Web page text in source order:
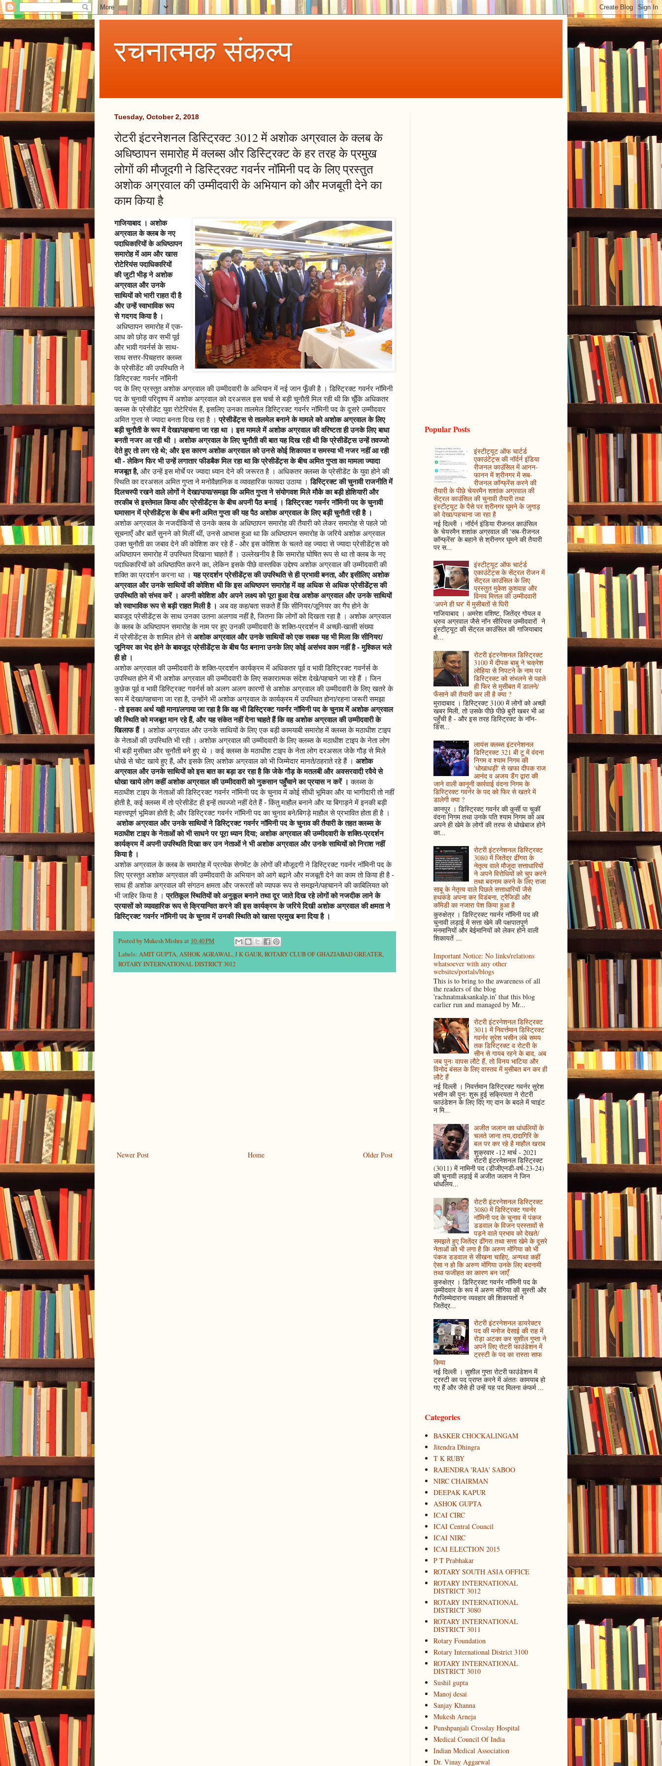
रचनात्मक संकल्प
Tuesday, October 2, 2018
रोटरी इंटरनेशनल डिस्ट्रिक्ट 3012 में अशोक अग्रवाल के क्लब के
अधिष्ठापन समारोह में क्लब्स और डिस्ट्रिक्ट के हर तरह के प्रमुख
लोगों की मौजूदगी ने डिस्ट्रिक्ट गवर्नर नॉमिनी पद के लिए प्रस्तुत
अशोक अग्रवाल की उम्मीदवारी के अभियान को और मजबूती देने का
काम किया है
गाजियाबाद । अशोक
अग्रवाल के क्लब के नए
पदाधिकारियों के अधिष्ठापन
समारोह में आम और खास
रोटेरियंस पदाधिकारियों
की जुटी भीड़ ने अशोक
अग्रवाल और उनके
साथियों को भारी राहत दी है
और उन्हें स्वाभाविक रूप
से गदगद किया है ।
अधिष्ठापन समारोह में एक-
आध को छोड़ कर सभी पूर्व
और भावी गवर्नर्स के साथ-
साथ सत्तर-पिचहत्तर क्लब्स
के प्रेसीडेंट की उपस्थिति ने
डिस्ट्रिक्ट गवर्नर नॉमिनी
पद के लिए प्रस्तुत अशोक अग्रवाल की उम्मीदवारी के अभियान में नई जान फूँकी है । डिस्ट्रिक्ट गवर्नर नॉमिनी
पद के चुनावी परिदृश्य में अशोक अग्रवाल को दरअसल इस चर्चा से बड़ी चुनौती मिल रही थी कि चूँकि अधिकतर
क्लब्स के प्रेसीडेंट युवा रोटेरियंस हैं, इसलिए उनका तालमेल डिस्ट्रिक्ट गवर्नर नॉमिनी पद के दूसरे उम्मीदवार
अमित गुप्ता से ज्यादा बनता दिख रहा है ।प्रेसीडेंट्स से तालमेल बनाने के मामले को अशोक अग्रवाल के लिए
बड़ी चुनौती के रूप में देखा/पहचाना जा रहा था । इस मामले में अशोक अग्रवाल की वरिष्टता ही उनके लिए बाधा
बनती नजर आ रही थी । अशोक अग्रवाल के लिए चुनौती की बात यह दिख रही थी कि प्रेसीडेंट्स उन्हें तवज्जो
देते हुए तो लग रहे थे; और इस कारण अशोक अग्रवाल को उनसे कोई शिकायत व समस्या भी नजर नहीं आ रही
थी - लेकिन फिर भी उन्हें लगातार फीडबैक मिल रहा था कि प्रेसीडेंट्स के बीच अमित गुप्ता का मामला ज्यादा
मजबूत है, और उन्हें इस मोर्चे पर ज्यादा ध्यान देने की जरूरत है । अधिकतर क्लब्स के प्रेसीडेंट के युवा होने की
स्थिति का दरअसल अमित गुप्ता ने मनोवैज्ञानिक व व्यावहारिक फायदा उठाया ।डिस्ट्रिक्ट की चुनावी राजनीति में
दिलचस्पी रखने वाले लोगों ने देखा/पाया/समझा कि अमित गुप्ता ने संयोगवश मिले मौके का बड़ी होशियारी और
तरकीब से इस्तेमाल किया और प्रेसीडेंट्स के बीच अपनी पैठ बनाई । डिस्ट्रिक्ट गवर्नर नॉमिनी पद के चुनावी
घमासान में प्रेसीडेंट्स के बीच बनी अमित गुप्ता की यह पैठ अशोक अग्रवाल के लिए बड़ी चुनौती रही है ।
अशोक अग्रवाल के नजदीकियों से उनके क्लब के अधिष्ठापन समारोह की तैयारी को लेकर समारोह से पहले जो
सूचनाएँ और बातें सुनने को मिलीं थीं, उनसे आभास हुआ था कि अधिष्ठापन समारोह के जरिये अशोक अग्रवाल
उक्त चुनौती का जबाव देने की कोशिश कर रहे हैं - और इस कोशिश के चलते वह ज्यादा से ज्यादा प्रेसीडेंट्स को
अधिष्ठापन समारोह में उपस्थित दिखाना चाहते हैं । उल्लेखनीय है कि समारोह घोषित रूप से था तो क्लब के नए
पदाधिकारियों को अधिष्ठापित करने का, लेकिन इसके पीछे वास्तविक उद्देश्य अशोक अग्रवाल की उम्मीदवारी की
शक्ति का प्रदर्शन करना था ।यह प्रदर्शन प्रेसीडेंट्स की उपस्थिति से ही प्रभावी बनता, और इसीलिए अशोक
अग्रवाल और उनके साथियों की कोशिश थी कि इस अधिष्ठपन समारोह में वह अधिक से अधिक प्रेसीडेंट्स की
उपस्थिति को संभव करें । अपनी कोशिश और अपने लक्ष्य को पूरा हुआ देख अशोक अग्रवाल और उनके साथियों
को स्वाभाविक रूप से बड़ी राहत मिली है । अब वह कह/बता सकते हैं कि सीनियर/जूनियर का गैप होने के
बावजूद प्रेसीडेंट्स के साथ उनका उतना अलगाव नहीं है, जितना कि लोगों को दिखता रहा है । अशोक अग्रवाल
के क्लब के अधिष्ठापन समारोह के नाम पर हुए उनकी उम्मीदवारी के शक्ति-प्रदर्शन में अच्छी-खासी संख्या
में प्रेसीडेंट्स के शामिल होने सेअशोक अग्रवाल और उनके साथियों को एक सबक यह भी मिला कि सीनियर/
जूनियर का भेद होने के बावजूद प्रेसीडेंट्स के बीच पैठ बनाना उनके लिए कोई असंभव काम नहीं है - मुश्किल भले
ही हो ।
अशोक अग्रवाल की उम्मीदवारी के शक्ति-प्रदर्शन कार्यक्रम में अधिकतर पूर्व व भावी डिस्ट्रिक्ट गवर्नर्स के
उपस्थित होने में भी अशोक अग्रवाल की उम्मीदवारी के लिए सकारात्मक संदेश देखे/पहचाने जा रहे हैं । जिन
कुछेक पूर्व व भावी डिस्ट्रिक्ट गवर्नर्स को अलग अलग कारणों से अशोक अग्रवाल की उम्मीदवारी के लिए खतरे के
रूप में देखा/पहचाना जा रहा है, उन्होंने भी अशोक अग्रवाल के कार्यक्रम में उपस्थित होना/रहना जरूरी समझा
-तो इसका अर्थ यही माना/लगाया जा रहा है कि वह भी डिस्ट्रिक्ट गवर्नर नॉमिनी पद के चुनाव में अशोक अग्रवाल
की स्थिति को मजबूत मान रहे हैं, और यह संकेत नहीं देना चाहते हैं कि वह अशोक अग्रवाल की उम्मीदवारी के
खिलाफ हैं । अशोक अग्रवाल और उनके साथियों के लिए एक बड़ी कामयाबी समारोह में क्लब्स के मठाधीश टाइप
के नेताओं की उपस्थिति भी रही । अशोक अग्रवाल की उम्मीदवारी के लिए क्लब्स के मठाधीश टाइप के नेता लोग
भी बड़ी मुसीबत और चुनौती बने हुए थे । कई क्लब्स के मठाधीश टाइप के नेता लोग दरअसल जेके गौड़ से मिले
धोखे से चोट खाये हुए हैं, और इसके लिए अशोक अग्रवाल को भी जिम्मेदार मानते/ठहराते रहे हैं । अशोक
अग्रवाल और उनके साथियों को इस बात का बड़ा डर रहा है कि जेके गौड़ के मतलबी और अवसरवादी रवैये से
धोखा खाये लोग कहीं अशोक अग्रवाल की उम्मीदवारी को नुकसान पहुँचाने का प्रयास न करें ।क्लब्स के
मठाधीश टाइप के नेताओं की डिस्ट्रिक्ट गवर्नर नॉमिनी पद के चुनाव में कोई सीधी भूमिका और या भागीदारी तो नहीं
होती है, कई क्लब्स में तो प्रेसीडेंट ही इन्हें तवज्जो नहीं देते हैं - किंतु माहौल बनाने और या बिगाड़ने में इनकी बड़ी
महत्त्वपूर्ण भूमिका होती है; और डिस्ट्रिक्ट गवर्नर नॉमिनी पद का चुनाव बने/बिगड़े माहौल से प्रभावित होता ही है ।
अशोक अग्रवाल और उनके साथियों ने डिस्ट्रिक्ट गवर्नर नॉमिनी पद के चुनाव की तैयारी के तहत क्लब्स के
मठाधीश टाइप के नेताओं को भी साधने पर पूरा ध्यान दिया; अशोक अग्रवाल की उम्मीदवारी के शक्ति-प्रदर्शन
कार्यक्रम में अपनी उपस्थिति दिखा कर उन नेताओं ने भी अशोक अग्रवाल और उनके साथियों को निराश नहीं
किया है ।
अशोक अग्रवाल के क्लब के समारोह में प्रत्येक सेगमेंट के लोगों की मौजूदगी ने डिस्ट्रिक्ट गवर्नर नॉमिनी पद के
लिए प्रस्तुत अशोक अग्रवाल की उम्मीदवारी के अभियान को आगे बढ़ाने और मजबूती देने का काम तो किया ही है -
साथ ही अशोक अग्रवाल की संगठन क्षमता और जरूरतों को व्यापक रूप से समझने/पहचानने की काबिलियत को
भी जाहिर किया है ।प्रतिकूल स्थितियों को अनुकूल बनाने तथा दूर जाते दिख रहे लोगों को नजदीक लाने के
प्रयासों को व्यावहारिक रूप से क्रियान्वित करने की इस कार्यक्रम के जरिये दिखी अशोक अग्रवाल की क्षमता ने
डिस्ट्रिक्ट गवर्नर नॉमिनी पद के चुनाव में उनकी स्थिति को खासा प्रमुख बना दिया है ।
Posted byMukesh Mishraat 10:40 PM
Labels: AMIT GUPTA,ASHOK AGRAWAL,J K GAUR,ROTARY CLUB OF GHAZIABAD GREATER,
ROTARY INTERNATIONAL DISTRICT 3012
Newer Post Older Post
Home
Popular Posts
इंस्टीट्यूट ऑफ चार्टर्ड
एकाउंटेंट्स की नॉर्दर्न इंडिया
रीजनल काउंसिल में आनन-
फानन में श्रीनगर में सब-
रीजनल कॉन्फ्रेंस करने की
तैयारी के पीछे चेयरमैन शशांक अग्रवाल की
सेंट्रल काउंसिल की चुनावी तैयारी तथा
इंस्टीट्यूट के पैसे पर श्रीनगर घूमने के जुगाड़
को देखा/पहचाना जा रहा है
नई दिल्ली । नॉर्दर्न इंडिया रीजनल काउंसिल
के चेयरमैन शशांक अग्रवाल की 'सब-रीजनल
कॉन्फ्रेंस' के बहाने से श्रीनगर घूमने की तैयारी
पर स...
इंस्टीट्यूट ऑफ चार्टर्ड
एकाउंटेंट्स के सेंट्रल रीजन में
सेंट्रल काउंसिल के लिए
प्रस्तुत मुकेश कुशवाह और
विनय मित्तल की उम्मीदवारी
'अपने ही घर' में मुसीबतों से घिरी
गाजियाबाद । अमरेश वशिष्ट, जितेंद्र गोयल व
ध्रुव अग्रवाल जैसे नॉन सीरियस उम्मीदवारों ने
इंस्टीट्यूट की सेंट्रल काउंसिल की गाजियाबाद
क्षे...
रोटरी इंटरनेशनल डिस्ट्रिक्ट
3100 में दीपक बाबु ने चक्रेश
लोहिया से निपटने के नाम पर
डिस्ट्रिक्ट को संभलने से पहले
ही फिर से मुसीबत में डालने/
फँसाने की तैयारी कर ली है क्या ?
मुरादाबाद । डिस्ट्रिक्ट 3100 में लोगों को अच्छी
खबर मिली, तो उसके पीछे पीछे बुरी खबर भी आ
पहुँची है - और इस तरह डिस्ट्रिक्ट के नॉन-
डिस...
लायंस क्लब्स इंटरनेशनल
डिस्ट्रिक्ट 321 बी टू में वंदना
निगम व श्याम निगम की
'धोखाधड़ी' से खफा दीपक राज
आनंद व अजय डैंग द्वारा की
जाने वाली कानूनी कार्रवाई वंदना निगम के
डिस्ट्रिक्ट गवर्नर के पद को फिर से खतरे में
डालेगी क्या ?
कानपुर । डिस्ट्रिक्ट गवर्नर की कुर्सी पा चुकीं
वंदना निगम तथा उनके पति श्याम निगम को अब
अपने ही खेमे के लोगों की तरफ से धोखेबाज होने
का...
रोटरी इंटरनेशनल डिस्ट्रिक्ट
3080 में जितेंद्र ढींगरा के
नेतृत्व वाले मौजूदा सत्ताधारियों
ने अपने विरोधियों को चुप करने
तथा बदनाम करने के लिए राजा
साबू के नेतृत्व वाले पिछले सत्ताधारियों जैसे
हथकंडे अपना कर विडंबना, ट्रैजिडी और
कॉमेडी का नजारा पेश किया हुआ है
कुरुक्षेत्र । डिस्ट्रिक्ट गवर्नर नॉमिनी पद की
चुनावी लड़ाई में सत्ता खेमे की पक्षपातपूर्ण
मनमानियों और बेईमानियों को लेकर होने वाली
शिकायतें ...
Important Notice: No links/relations
whatsoever with any other
websites/portals/blogs
This is to bring to the awareness of all
the readers of the blog
'rachnatmaksankalp.in' that this blog
earlier run and managed by Mr...
रोटरी इंटरनेशनल डिस्ट्रिक्ट
3011 में निवर्त्तमान डिस्ट्रिक्ट
गवर्नर सुरेश भसीन लंबे समय
तक डिस्ट्रिक्ट व रोटरी के
सीन से गायब रहने के बाद, अब
जब पुनः वापस लौटे हैं, तो विनय भाटिया और
विनोद बंसल के लिए वास्तव में मुसीबत बन कर ही
लौटे हैं
नई दिल्ली । निवर्त्तमान डिस्ट्रिक्ट गवर्नर सुरेश
भसीन की पुनः शुरू हुई सक्रियता ने रोटरी
फाउंडेशन के लिए दिए गए दान के बदले में प्वाइंट
न मि...
अजीत जलान का धांधलियों के
चलते जाना तय,दादागिरि के
बल पर कर रहे है माहौल खराब
शुक्रवार -12 मार्च - 2021
रोटरी इंटरनेशनल डिस्ट्रिक्ट
(3011) में नामिनी पद (डीजीएनडी-वर्ष-23-24)
की चुनावी लड़ाई में अजीत जलान ने जिन
धांधलिय...
रोटरी इंटरनेशनल डिस्ट्रिक्ट
3080 में डिस्ट्रिक्ट गवर्नर
नॉमिनी पद के चुनाव में पंकज
डडवाल के विजन प्रस्तावों से
पड़ने वाले प्रभाव को देखते/
समझते हुए जितेंद्र ढींगरा तथा सत्ता खेमे के दूसरे
नेताओं को भी लगा है कि अरुण मोंगिया को भी
पंकज डडवाल से सीखना चाहिए, अन्यथा कहीं
ऐसा न हो कि अरुण मोंगिया उनके लिए बदनामी
तथा फजीहत का कारण बन जाएँ
कुरुक्षेत्र । डिस्ट्रिक्ट गवर्नर नॉमिनी पद के
उम्मीदवार के रूप में अरुण मोंगिया की सुस्ती और
गैरजिम्मेदाराना व्यवहार की शिकायतों ने
जितेंद्र...
रोटरी इंटरनेशनल डायरेक्टर
पद की मनोज देसाई की राह में
रोड़ा अटका कर सुशील गुप्ता ने
अपने लिए रोटरी फाउंडेशन में
ट्रस्टी के पद का रास्ता साफ
किया
नई दिल्ली । सुशील गुप्ता रोटरी फाउंडेशन में
ट्रस्टी का पद प्राप्त करने में अंततः कामयाब हो
गए हैं और जैसे ही उन्हें यह पद मिलना कंफर्म ...
Categories
BASKER CHOCKALINGAM
Jitendra Dhingra
T K RUBY
RAJENDRA 'RAJA' SABOO
NIRC CHAIRMAN
DEEPAK KAPUR
ASHOK GUPTA
ICAI CIRC
ICAI Central Council
ICAI NIRC
ICAI ELECTION 2015
P T Prabhakar
ROTARY SOUTH ASIA OFFICE
ROTARY INTERNATIONAL
DISTRICT 3012
ROTARY INTERNATIONAL
DISTRICT 3080
ROTARY INTERNATIONAL
DISTRICT 3011
Rotary Foundation
Rotary International District 3100
ROTARY INTERNATIONAL
DISTRICT 3010
Sushil gupta
Manoj desai
Sanjay Khanna
Mukesh Arneja
Punshpanjali Crosslay Hospital
Medical Council Of India
Indian Medical Association
Dr. Vinay Aggarwal